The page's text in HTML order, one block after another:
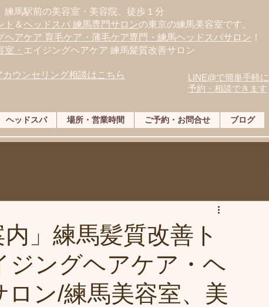
練馬駅前の美容室・美容院、徒歩１分
ト ＆ヘッドスパ 練馬専門サロンの東京の練馬美容室です。
ヘアケア 育毛ケア・薄毛ケア専門・練馬ヘッドスパサロン ！
・ エイジングヘアケア 練馬髪質改善サロン
ウンセリング相談はこちら
LINE@で簡単手軽に
予約・相談できます
ヘッドスパ 場所・営業時間 ご予約・お問合せ ブログ
」練馬髪質改善ト
ジングヘアケア・ヘ
ン/練馬美容室、美